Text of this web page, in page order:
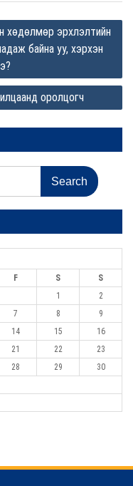
хөдөлмөр эрхлэлтийн
байна уу, хэрхэн
оролцогч
F S S
1
2
7 8
9
14 15
16
21 22
23
28 29
30